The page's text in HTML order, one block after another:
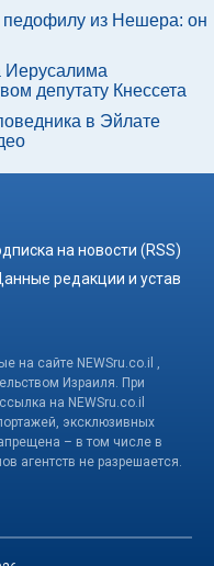
из Нешера: он
Иерусалима
депутату Кнессета
в Эйлате
на новости (RSS)
редакции и устав
на сайте NEWSru.co.il ,
Израиля. При
на NEWSru.co.il
эксклюзивных
– в том числе в
агентств не разрешается.